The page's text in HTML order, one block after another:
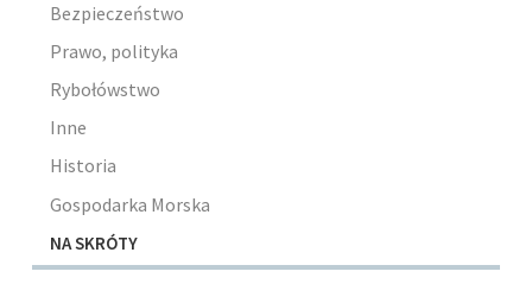
Bezpieczeństwo
Prawo, polityka
Rybołówstwo
Inne
Historia
Gospodarka Morska
NA SKRÓTY